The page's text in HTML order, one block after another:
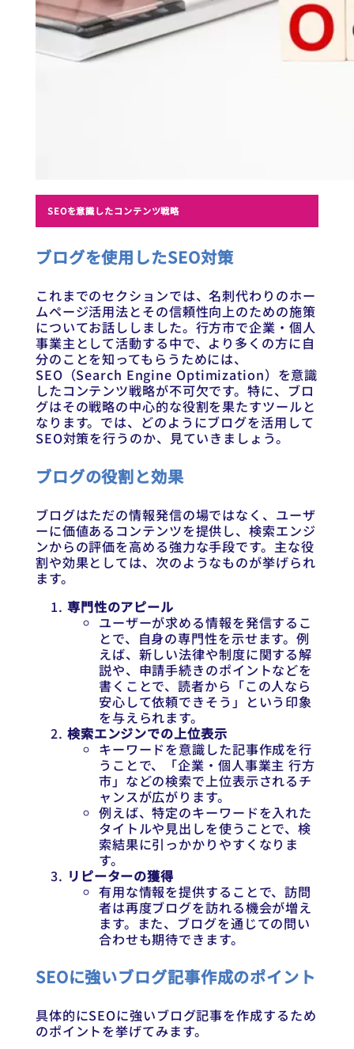
SEOを意識したコンテンツ戦略
ブログを使用したSEO対策
これまでのセクションでは、名刺代わりのホー
ムページ活用法とその信頼性向上のための施策
についてお話ししました。行方市で企業・個人
事業主として活動する中で、より多くの方に自
分のことを知ってもらうためには、
SEO（Search Engine Optimization）を意識
したコンテンツ戦略が不可欠です。特に、ブロ
グはその戦略の中心的な役割を果たすツールと
なります。では、どのようにブログを活用して
SEO対策を行うのか、見ていきましょう。
ブログの役割と効果
ブログはただの情報発信の場ではなく、ユーザ
ーに価値あるコンテンツを提供し、検索エンジ
ンからの評価を高める強力な手段です。主な役
割や効果としては、次のようなものが挙げられ
ます。
専門性のアピール
ユーザーが求める情報を発信するこ
とで、自身の専門性を示せます。例
えば、新しい法律や制度に関する解
説や、申請手続きのポイントなどを
書くことで、読者から「この人なら
安心して依頼できそう」という印象
を与えられます。
検索エンジンでの上位表示
キーワードを意識した記事作成を行
うことで、「企業・個人事業主 行方
市」などの検索で上位表示されるチ
ャンスが広がります。
例えば、特定のキーワードを入れた
タイトルや見出しを使うことで、検
索結果に引っかかりやすくなりま
す。
リピーターの獲得
有用な情報を提供することで、訪問
者は再度ブログを訪れる機会が増え
ます。また、ブログを通じての問い
合わせも期待できます。
SEOに強いブログ記事作成のポイント
具体的にSEOに強いブログ記事を作成するため
のポイントを挙げてみます。